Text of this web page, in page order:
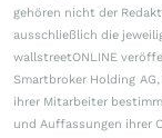
gehören nicht der
ausschließlich die
wallstreetONLINE
Smartbroker Holding
ihrer Mitarbeiter
und Auffassungen ihrer